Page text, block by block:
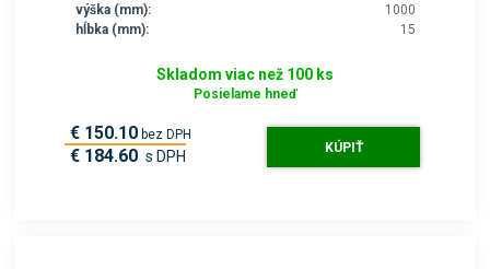
výška (mm):
1000
hĺbka (mm):
15
Skladom viac než 100 ks
Posielame hneď
€ 150.10 bez DPH
€ 184.60 s DPH KÚPIŤ